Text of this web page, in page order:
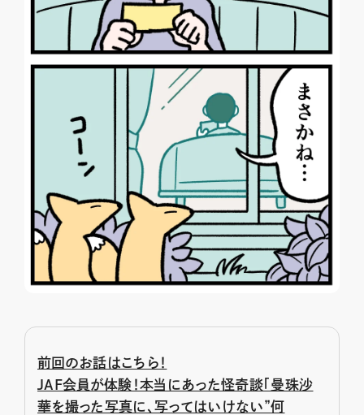
前回のお話はこちら！
JAF会員が体験！本当にあった怪奇談「曼珠沙
華を撮った写真に、写ってはいけない”何